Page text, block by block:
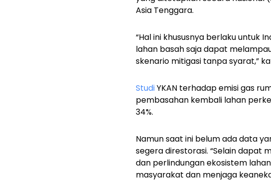
Asia Tenggara.
“Hal ini khususnya berlaku untuk
lahan basah saja dapat
skenario mitigasi tanpa syarat,”
StudiYKAN terhadap emisi gas
pembasahan kembali lahan
34%.
Namun saat ini belum ada data
segera direstorasi. “Selain dapat
dan perlindungan ekosistem
masyarakat dan menjaga